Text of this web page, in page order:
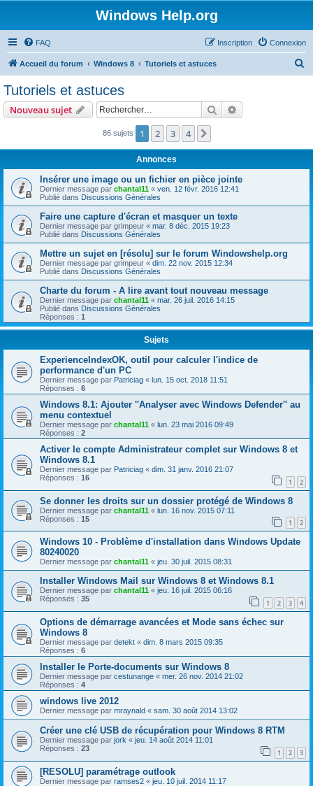
Windows Help.org
FAQ Connexion
Inscription
Accueil du forum Windows 8 Tutoriels et astuces
Tutoriels et astuces
Nouveau sujet Rechercher
86 sujets 1 2 3 4
Annonces
Insérer une image ou un fichier en pièce jointe
Dernier message par chantal11 « ven. 12 févr. 2016 12:41
Publié dans Discussions Générales
Faire une capture d'écran et masquer un texte
Dernier message par grimpeur « mar. 8 déc. 2015 19:23
Publié dans Discussions Générales
Mettre un sujet en [résolu] sur le forum Windowshelp.org
Dernier message par grimpeur « dim. 22 nov. 2015 12:34
Publié dans Discussions Générales
Charte du forum - A lire avant tout nouveau message
Dernier message par chantal11 « mar. 26 juil. 2016 14:15
Publié dans Discussions Générales
Réponses : 1
Sujets
ExperienceIndexOK, outil pour calculer l'indice de
performance d'un PC
Dernier message par Patriciag « lun. 15 oct. 2018 11:51
Réponses : 6
Windows 8.1: Ajouter ''Analyser avec Windows Defender'' au
menu contextuel
Dernier message par chantal11 « lun. 23 mai 2016 09:49
Réponses : 2
Activer le compte Administrateur complet sur Windows 8 et
Windows 8.1
Dernier message par Patriciag « dim. 31 janv. 2016 21:07
Réponses : 16 1 2
Se donner les droits sur un dossier protégé de Windows 8
Dernier message par chantal11 « lun. 16 nov. 2015 07:11
Réponses : 15 1 2
Windows 10 - Problème d'installation dans Windows Update
80240020
Dernier message par chantal11 « jeu. 30 juil. 2015 08:31
Installer Windows Mail sur Windows 8 et Windows 8.1
Dernier message par chantal11 « jeu. 16 juil. 2015 06:16
Réponses : 35 1 2 3 4
Options de démarrage avancées et Mode sans échec sur
Windows 8
Dernier message par detekt « dim. 8 mars 2015 09:35
Réponses : 6
Installer le Porte-documents sur Windows 8
Dernier message par cestunange « mer. 26 nov. 2014 21:02
Réponses : 4
windows live 2012
Dernier message par mraynald « sam. 30 août 2014 13:02
Créer une clé USB de récupération pour Windows 8 RTM
Dernier message par jork « jeu. 14 août 2014 11:01
Réponses : 23 1 2 3
[RESOLU] paramétrage outlook
Dernier message par ramses2 « jeu. 10 juil. 2014 11:17